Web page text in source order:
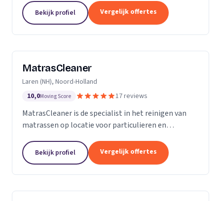
specialistische schoonmaak groeide Mannen van
Schoon al snel uit...
Bekijk profiel Vergelijk offertes
MatrasCleaner
Laren (NH), Noord-Holland
10,0Moving Score 17 reviews
MatrasCleaner is de specialist in het reinigen van
matrassen op locatie voor particulieren en
desinfectie van de matrassen wordt alle vervuiling...
Bekijk profiel Vergelijk offertes